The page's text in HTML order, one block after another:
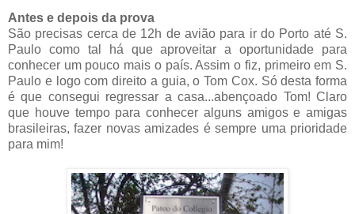
Antes e depois da prova
São precisas cerca de 12h de avião para ir do Porto até S.
Paulo como tal há que aproveitar a oportunidade para
conhecer um pouco mais o país. Assim o fiz, primeiro em S.
Paulo e logo com direito a guia, o Tom Cox. Só desta forma
é que consegui regressar a casa...abençoado Tom! Claro
que houve tempo para conhecer alguns amigos e amigas
brasileiras, fazer novas amizades é sempre uma prioridade
para mim!